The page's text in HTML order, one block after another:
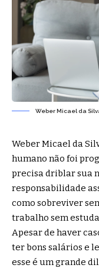
Weber Micael da
Weber Micael da
humano não foi
precisa driblar sua
responsabilidade
como sobreviver
trabalho sem
Apesar de haver
ter bons salários e
esse é um grande